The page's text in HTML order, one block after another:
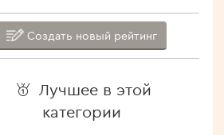
Создать новый рейтинг
Лучшее в этой
категории